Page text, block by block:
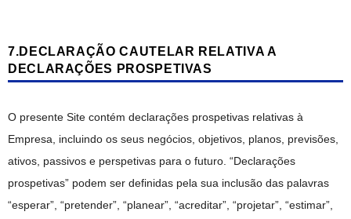
7.DECLARAÇÃO CAUTELAR RELATIVA A
DECLARAÇÕES PROSPETIVAS
O presente Site contém declarações prospetivas relativas à
Empresa, incluindo os seus negócios, objetivos, planos, previsões,
ativos, passivos e perspetivas para o futuro. “Declarações
prospetivas” podem ser definidas pela sua inclusão das palavras
“esperar”, “pretender”, “planear”, “acreditar”, “projetar”, “estimar”,